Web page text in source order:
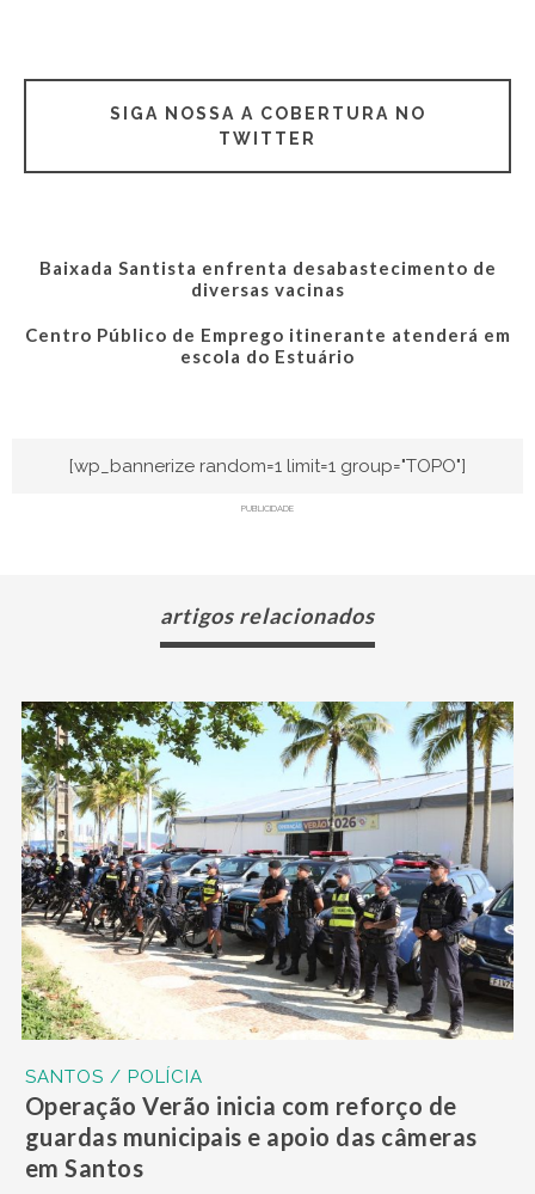
SIGA NOSSA A COBERTURA NO
TWITTER
Baixada Santista enfrenta desabastecimento de
diversas vacinas
Centro Público de Emprego itinerante atenderá em
escola do Estuário
[wp_bannerize random=1 limit=1 group="TOPO"]
PUBLICIDADE
artigos relacionados
SANTOS / POLÍCIA
Operação Verão inicia com reforço de
guardas municipais e apoio das câmeras
em Santos